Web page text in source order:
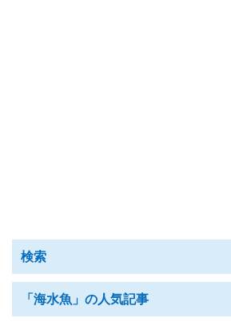
検索
「海水魚」の人気記事